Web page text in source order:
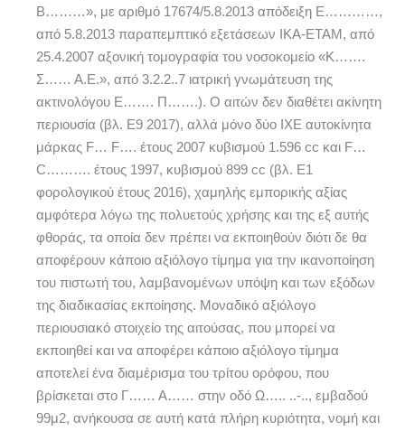
Β………», με αριθμό 17674/5.8.2013 απόδειξη Ε…………,
από 5.8.2013 παραπεμπτικό εξετάσεων ΙΚΑ-ΕΤΑΜ, από
25.4.2007 αξονική τομογραφία του νοσοκομείο «Κ…….
Σ…… Α.Ε.», από 3.2.2..7 ιατρική γνωμάτευση της
ακτινολόγου Ε……. Π…….). Ο αιτών δεν διαθέτει ακίνητη
περιουσία (βλ. Ε9 2017), αλλά μόνο δύο ΙΧΕ αυτοκίνητα
μάρκας F… F…. έτους 2007 κυβισμού 1.596 cc και F…
C………. έτους 1997, κυβισμού 899 cc (βλ. Ε1
φορολογικού έτους 2016), χαμηλής εμπορικής αξίας
αμφότερα λόγω της πολυετούς χρήσης και της εξ αυτής
φθοράς, τα οποία δεν πρέπει να εκποιηθούν διότι δε θα
αποφέρουν κάποιο αξιόλογο τίμημα για την ικανοποίηση
του πιστωτή του, λαμβανομένων υπόψη και των εξόδων
της διαδικασίας εκποίησης. Μοναδικό αξιόλογο
περιουσιακό στοιχείο της αιτούσας, που μπορεί να
εκποιηθεί και να αποφέρει κάποιο αξιόλογο τίμημα
αποτελεί ένα διαμέρισμα του τρίτου ορόφου, που
βρίσκεται στο Γ…… Α…… στην οδό Ω….. ..-.., εμβαδού
99μ2, ανήκουσα σε αυτή κατά πλήρη κυριότητα, νομή και